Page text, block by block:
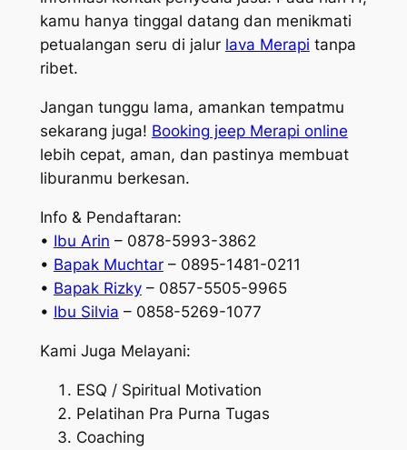
kamu hanya tinggal datang dan menikmati
petualangan seru di jalur lava Merapi tanpa
ribet.
Jangan tunggu lama, amankan tempatmu
sekarang juga! Booking jeep Merapi online
lebih cepat, aman, dan pastinya membuat
liburanmu berkesan.
Info & Pendaftaran:
• Ibu Arin – 0878-5993-3862
• Bapak Muchtar– 0895-1481-0211
• Bapak Rizky– 0857-5505-9965
• Ibu Silvia – 0858-5269-1077
Kami Juga Melayani:
ESQ / Spiritual Motivation
Pelatihan Pra Purna Tugas
Coaching